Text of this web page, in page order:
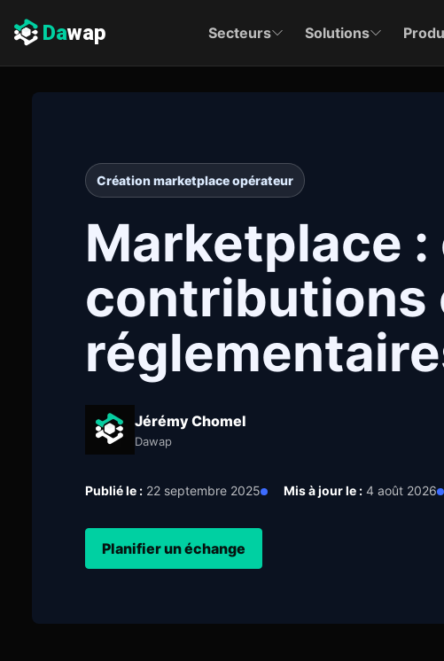
Dawap Secteurs Solutions
Création marketplace opérateur
Marketplace
contributions
Jérémy Chomel
Dawap
Publié le : 22 septembre 2025 Mis à jour le : 4 août 2026
Planifier un échange